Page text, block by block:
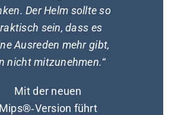
Der Helm sollte so
sein, dass es
Ausreden mehr gibt,
nicht mitzunehmen.“
Mit der neuen
Mips®‑Version führt